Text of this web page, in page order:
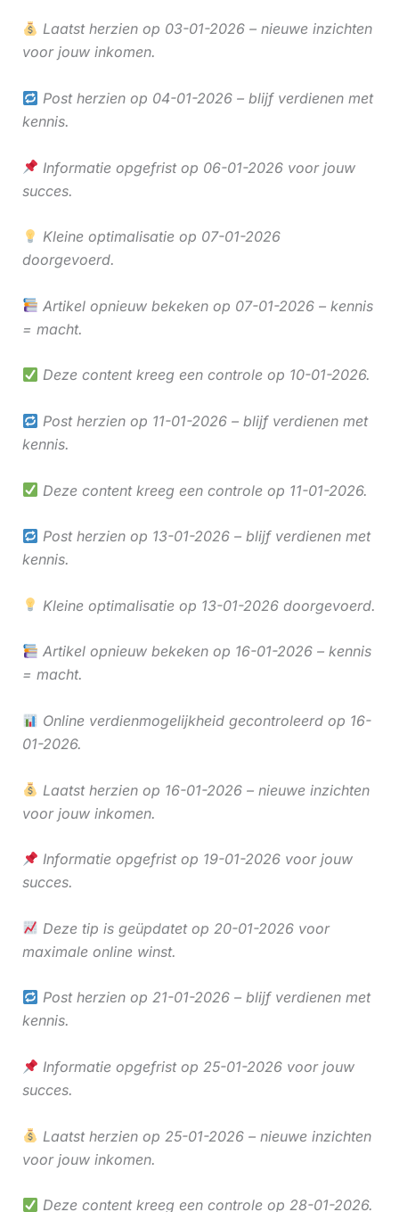
Laatst herzien op 03-01-2026 – nieuwe inzichten
voor jouw inkomen.
Post herzien op 04-01-2026 – blijf verdienen met
kennis.
Informatie opgefrist op 06-01-2026 voor jouw
succes.
Kleine optimalisatie op 07-01-2026
doorgevoerd.
Artikel opnieuw bekeken op 07-01-2026 – kennis
= macht.
Deze content kreeg een controle op 10-01-2026.
Post herzien op 11-01-2026 – blijf verdienen met
kennis.
Deze content kreeg een controle op 11-01-2026.
Post herzien op 13-01-2026 – blijf verdienen met
kennis.
Kleine optimalisatie op 13-01-2026 doorgevoerd.
Artikel opnieuw bekeken op 16-01-2026 – kennis
= macht.
Online verdienmogelijkheid gecontroleerd op 16-
01-2026.
Laatst herzien op 16-01-2026 – nieuwe inzichten
voor jouw inkomen.
Informatie opgefrist op 19-01-2026 voor jouw
succes.
Deze tip is geüpdatet op 20-01-2026 voor
maximale online winst.
Post herzien op 21-01-2026 – blijf verdienen met
kennis.
Informatie opgefrist op 25-01-2026 voor jouw
succes.
Laatst herzien op 25-01-2026 – nieuwe inzichten
voor jouw inkomen.
Deze content kreeg een controle op 28-01-2026.